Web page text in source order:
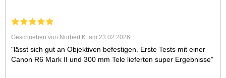
Geschrieben von Norbert K. am 23.02.2026
"lässt sich gut an Objektiven befestigen. Erste Tests mit einer
Canon R6 Mark II und 300 mm Tele lieferten super Ergebnisse"